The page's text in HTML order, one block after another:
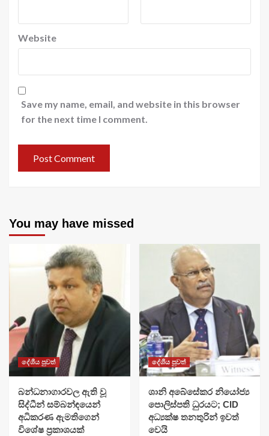
Website
Save my name, email, and website in this browser
for the next time I comment.
You may have missed
දේශීය පුවත්
බන්ධනාගාරවල ඇති වූ
සිද්ධීන් සම්බන්ඳයෙන්
අධිකරණ ඇමතිගෙන්
විශේෂ ප්‍රකාශයක්
දේශීය පුවත්
ශානි අබේසේකර නියෝජ්‍ය
පොලිස්පති ධුරයට; CID
අධ්‍යක්ෂ තනතුරින් ඉවත්
වෙයි